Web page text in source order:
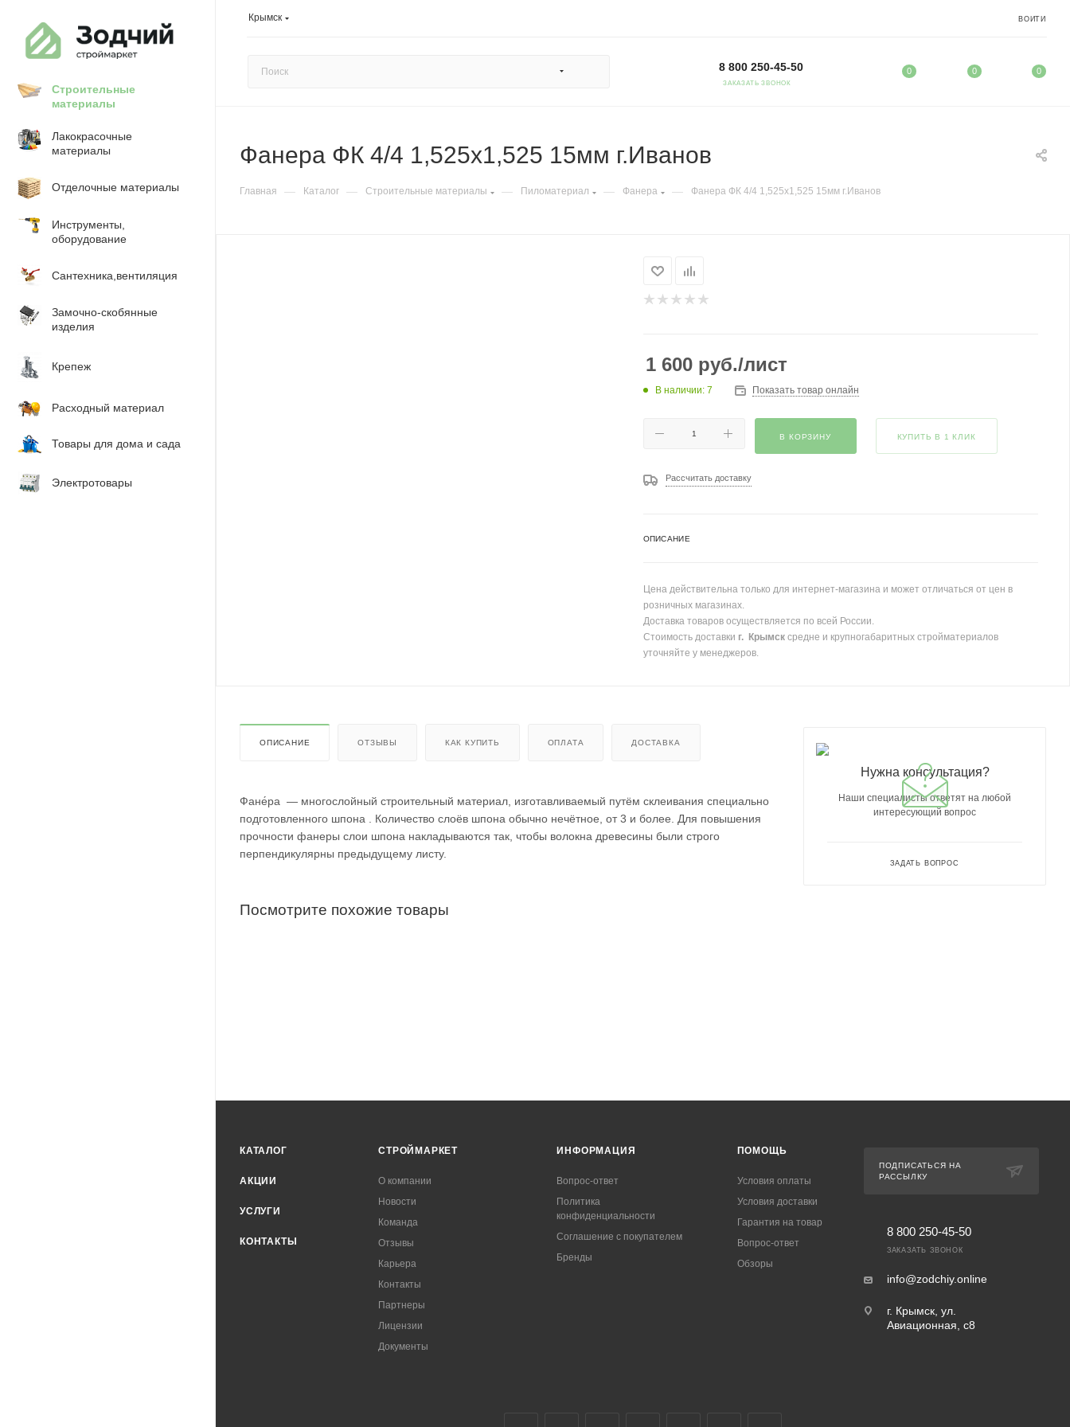
Крымск ВОЙТИ
8 800 250-45-50
ЗАКАЗАТЬ ЗВОНОК
0 0 0
Строительные
материалы
Лакокрасочные
материалы
Отделочные материалы
Инструменты,
оборудование
Сантехника,вентиляция
Замочно-скобянные
изделия
Крепеж
Расходный материал
Товары для дома и сада
Электротовары
Фанера ФК 4/4 1,525х1,525 15мм г.Иванов
Главная — Каталог — Строительные материалы — Пиломатериал — Фанера — Фанера ФК 4/4 1,525х1,525 15мм г.Иванов
1 600руб./лист
В наличии: 7 Показать товар онлайн
В КОРЗИНУ КУПИТЬ В 1 КЛИК
Рассчитать доставку
ОПИСАНИЕ
Цена действительна только для интернет-магазина и может отличаться от цен в
розничных магазинах.
Доставка товаров осуществляется по всей России.
Стоимость доставки г. Крымсксредне и крупногабаритных стройматериалов
уточняйте у менеджеров.
ОПИСАНИЕ ОТЗЫВЫ КАК КУПИТЬ ОПЛАТА ДОСТАВКА
Фане́ра — многослойный строительный материал, изготавливаемый путём склеивания специально
подготовленного шпона . Количество слоёв шпона обычно нечётное, от 3 и более. Для повышения
прочности фанеры слои шпона накладываются так, чтобы волокна древесины были строго
перпендикулярны предыдущему листу.
Посмотрите похожие товары
Нужна консультация?
Наши специалисты ответят на любой
интересующий вопрос
ЗАДАТЬ ВОПРОС
КАТАЛОГ
АКЦИИ
УСЛУГИ
КОНТАКТЫ
СТРОЙМАРКЕТ
О компании
Новости
Команда
Отзывы
Карьера
Контакты
Партнеры
Лицензии
Документы
ИНФОРМАЦИЯ
Вопрос-ответ
Политика
конфиденциальности
Соглашение с покупателем
Бренды
ПОМОЩЬ
Условия оплаты
Условия доставки
Гарантия на товар
Вопрос-ответ
Обзоры
ПОДПИСАТЬСЯ НА
РАССЫЛКУ
8 800 250-45-50
ЗАКАЗАТЬ ЗВОНОК
info@zodchiy.online
г. Крымск, ул.
Авиационная, с8